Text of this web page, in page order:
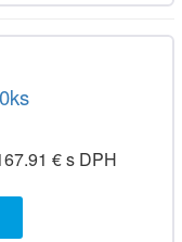
€ s DPH